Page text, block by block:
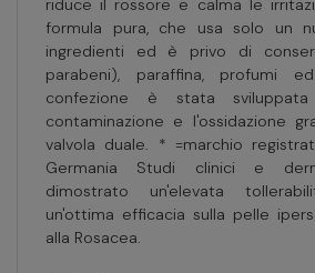
riduce il rossore e calma le
formula pura, che usa solo un
ingredienti ed è privo di
parabeni), paraffina, profumi
confezione è stata
contaminazione e l'ossidazione
valvola duale. * =marchio
Germania Studi clinici e
dimostrato un'elevata
un'ottima efficacia sulla pelle
alla Rosacea.